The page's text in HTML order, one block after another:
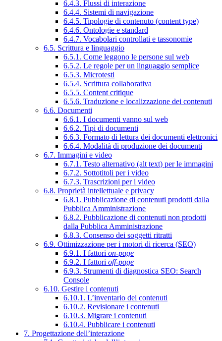
6.4.3. Flussi di interazione
6.4.4. Sistemi di navigazione
6.4.5. Tipologie di contenuto (content type)
6.4.6. Ontologie e standard
6.4.7. Vocabolari controllati e tassonomie
6.5. Scrittura e linguaggio
6.5.1. Come leggono le persone sul web
6.5.2. Le regole per un linguaggio semplice
6.5.3. Microtesti
6.5.4. Scrittura collaborativa
6.5.5. Content critique
6.5.6. Traduzione e localizzazione dei contenuti
6.6. Documenti
6.6.1. I documenti vanno sul web
6.6.2. Tipi di documenti
6.6.3. Formato di lettura dei documenti elettronici
6.6.4. Modalità di produzione dei documenti
6.7. Immagini e video
6.7.1. Testo alternativo (alt text) per le immagini
6.7.2. Sottotitoli per i video
6.7.3. Trascrizioni per i video
6.8. Proprietà intellettuale e privacy
6.8.1. Pubblicazione di contenuti prodotti dalla
Pubblica Amministrazione
6.8.2. Pubblicazione di contenuti non prodotti
dalla Pubblica Amministrazione
6.8.3. Consenso dei soggetti ritratti
6.9. Ottimizzazione per i motori di ricerca (SEO)
6.9.1. I fattori on-page
6.9.2. I fattori off-page
6.9.3. Strumenti di diagnostica SEO: Search
Console
6.10. Gestire i contenuti
6.10.1. L’inventario dei contenuti
6.10.2. Revisionare i contenuti
6.10.3. Migrare i contenuti
6.10.4. Pubblicare i contenuti
7. Progettazione dell’interazione